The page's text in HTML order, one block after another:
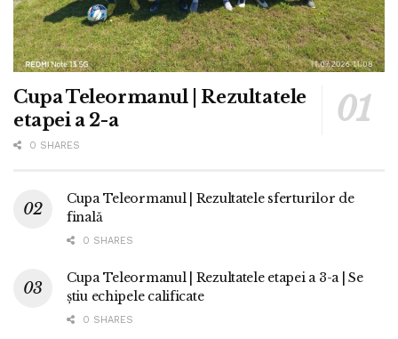
Cupa Teleormanul | Rezultatele
etapei a 2-a
0 SHARES
Cupa Teleormanul | Rezultatele sferturilor de
finală
0 SHARES
Cupa Teleormanul | Rezultatele etapei a 3-a | Se
știu echipele calificate
0 SHARES